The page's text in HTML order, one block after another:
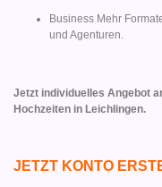
Business Mehr
und Agenturen.
Jetzt individuelles Angebot
Hochzeiten in Leichlingen.
JETZT KONTO